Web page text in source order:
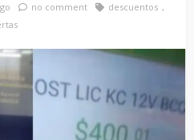
no comment
descuentos